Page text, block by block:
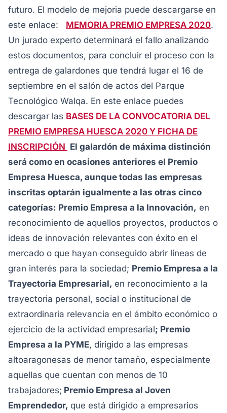
futuro. El modelo de mejoria puede descargarse en
este enlace: MEMORIA PREMIO EMPRESA 2020.
Un jurado experto determinará el fallo analizando
estos documentos, para concluir el proceso con la
entrega de galardones que tendrá lugar el 16 de
septiembre en el salón de actos del Parque
Tecnológico Walqa. En este enlace puedes
descargar las BASES DE LA CONVOCATORIA DEL
PREMIO EMPRESA HUESCA 2020 Y FICHA DE
INSCRIPCIÓN El galardón de máxima distinción
será como en ocasiones anteriores el Premio
Empresa Huesca, aunque todas las empresas
inscritas optarán igualmente a las otras cinco
categorías: Premio Empresa a la Innovación, en
reconocimiento de aquellos proyectos, productos o
ideas de innovación relevantes con éxito en el
mercado o que hayan conseguido abrir líneas de
gran interés para la sociedad; Premio Empresa a la
Trayectoria Empresarial, en reconocimiento a la
trayectoria personal, social o institucional de
extraordinaria relevancia en el ámbito económico o
ejercicio de la actividad empresarial; Premio
Empresa a la PYME, dirigido a las empresas
altoaragonesas de menor tamaño, especialmente
aquellas que cuentan con menos de 10
trabajadores; Premio Empresa al Joven
Emprendedor, que está dirigido a empresarios